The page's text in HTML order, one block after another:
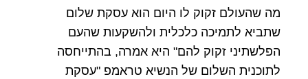
מה שהעולם זקוק לו היום הוא עסקת שלום
שתביא לתמיכה כלכלית ולהשקעות שהעם
הפלשתיני זקוק להם" היא אמרה, בהתייחסה
לתוכנית השלום של הנשיא טראמפ "עסקת